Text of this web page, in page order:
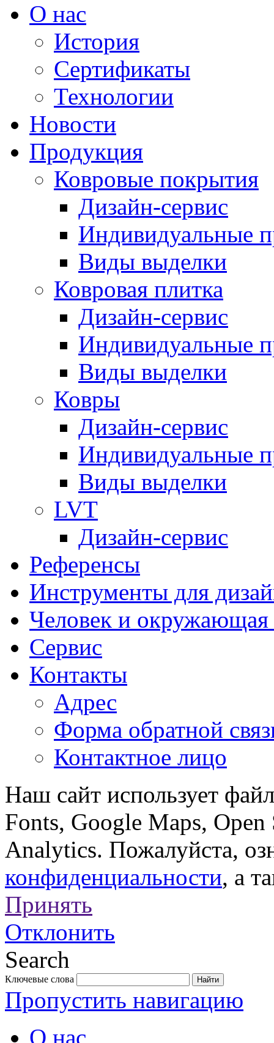
О нас
История
Сертификаты
Технологии
Новости
Продукция
Ковровые покрытия
Дизайн-сервис
Индивидуальные
Виды выделки
Ковровая плитка
Дизайн-сервис
Индивидуальные
Виды выделки
Ковры
Дизайн-сервис
Индивидуальные
Виды выделки
LVT
Дизайн-сервис
Референсы
Инструменты для
Человек и окружающая
Сервис
Контакты
Адрес
Форма обратной
Контактное лицо
Наш сайт использует
Fonts, Google Maps,
Analytics. Пожалуйста,
конфиденциальности, а
Принять
Отклонить
Search
Ключевые слова
Пропустить навигацию
О нас